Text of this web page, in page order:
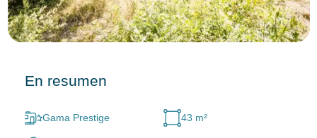
En resumen
Gama Prestige 43 m²